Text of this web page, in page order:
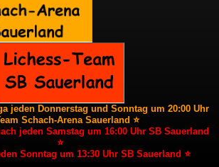
jeden Donnerstag und Sonntag um 20:00 Uhr
Schach-Arena Sauerland ⭐
jeden Samstag um 16:00 Uhr SB Sauerland
⭐
Sonntag um 13:30 Uhr SB Sauerland ⭐